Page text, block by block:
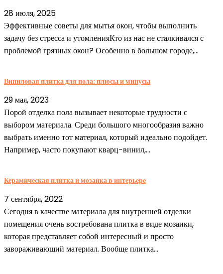
28 июля, 2025
Эффективные советы для мытья окон, чтобы выполнить
задачу без стресса и утомленияКто из нас не сталкивался с
проблемой грязных окон? Особенно в большом городе,...
Виниловая плитка для пола: плюсы и минусы
29 мая, 2023
Порой отделка пола вызывает некоторые трудности с
выбором материала. Среди большого многообразия важно
выбрать именно тот материал, который идеально подойдет.
Например, часто покупают кварц-винил,...
Керамическая плитка и мозаика в интерьере
7 сентября, 2022
Сегодня в качестве материала для внутренней отделки
помещения очень востребована плитка в виде мозаики,
которая представляет собой интересный и просто
завораживающий материал. Вообще плитка...